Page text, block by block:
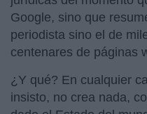
Google, sino que
periodista sino el de
centenares de páginas
¿Y qué? En cualquier
insisto, no crea nada,